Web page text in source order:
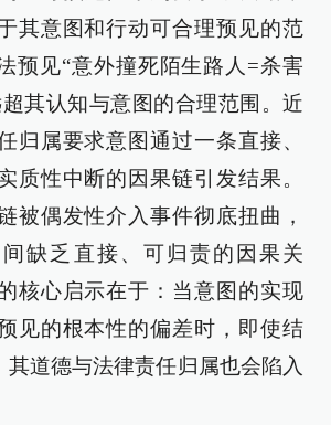
其意图和行动可合理预见的范
预见“意外撞死陌生路人=杀害
其认知与意图的合理范围。近
归属要求意图通过一条直接、
质性中断的因果链引发结果。
被偶发性介入事件彻底扭曲，
缺乏直接、可归责的因果关
核心启示在于：当意图的实现
见的根本性的偏差时，即使结
其道德与法律责任归属也会陷入